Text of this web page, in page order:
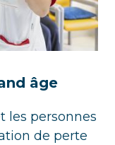
âge
les personnes
de perte